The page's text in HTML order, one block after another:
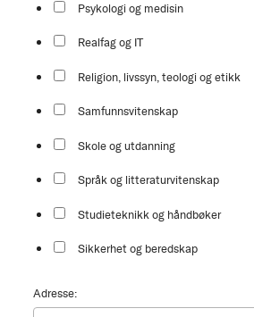
Psykologi og medisin
Realfag og IT
Religion, livssyn, teologi og etikk
Samfunnsvitenskap
Skole og utdanning
Språk og litteraturvitenskap
Studieteknikk og håndbøker
Sikkerhet og beredskap
Adresse: